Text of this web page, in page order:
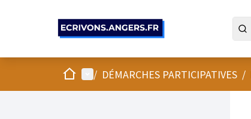
AccueilMenu principal
/ DÉMARCHES PARTICIPATIVES /